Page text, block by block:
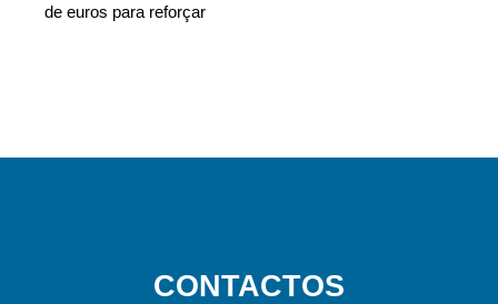
de euros para reforçar
CONTACTOS